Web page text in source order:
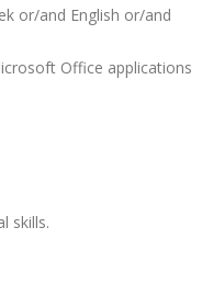
or/and English or/and
Office applications
skills.